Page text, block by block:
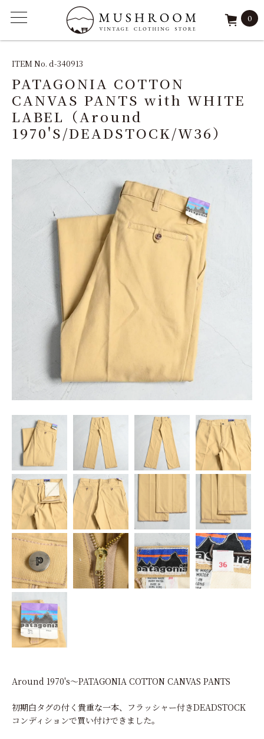
FEATURE
ARCHIVE
SOLD
REPAIR
MY ACCOUNT
0
ITEM No. d-340913
PATAGONIA COTTON
CANVAS PANTS with WHITE
LABEL（Around
1970'S/DEADSTOCK/W36）
Around 1970's～PATAGONIA COTTON CANVAS PANTS
初期白タグの付く貴重な一本、フラッシャー付きDEADSTOCK
コンディションで買い付けできました。